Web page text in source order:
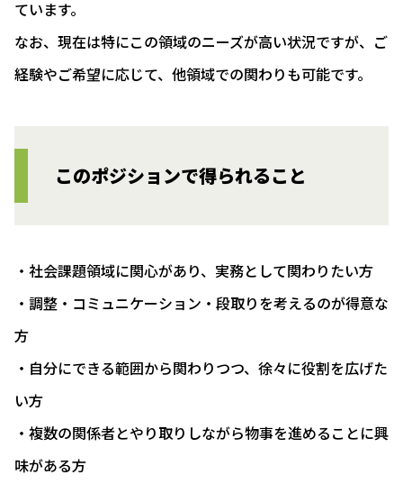
ています。
なお、現在は特にこの領域のニーズが高い状況ですが、ご
経験やご希望に応じて、他領域での関わりも可能です。
このポジションで得られること
・社会課題領域に関心があり、実務として関わりたい方
・調整・コミュニケーション・段取りを考えるのが得意な
方
・自分にできる範囲から関わりつつ、徐々に役割を広げた
い方
・複数の関係者とやり取りしながら物事を進めることに興
味がある方